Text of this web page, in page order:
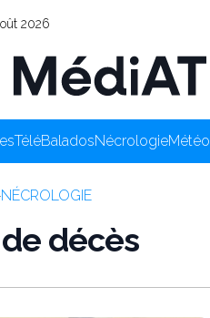
2026
TéléBaladosNécrologieMétéo
NÉCROLOGIE
décès